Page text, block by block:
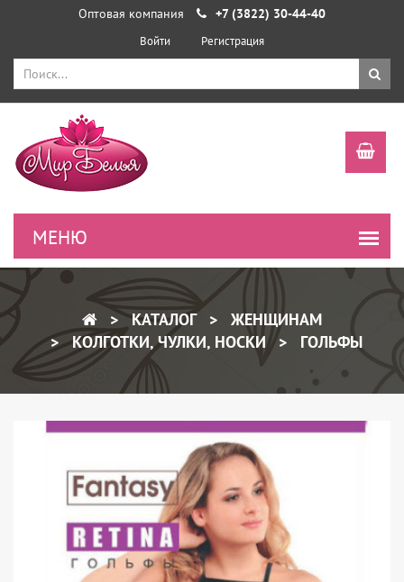
Оптовая компания +7 (3822) 30-44-40
Войти Регистрация
КАТАЛОГ
ЖЕНЩИНАМ
КОЛГОТКИ, ЧУЛКИ, НОСКИ
ГОЛЬФЫ